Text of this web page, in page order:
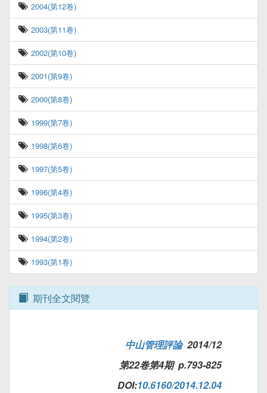
2004(第12卷)
2003(第11卷)
2002(第10卷)
2001(第9卷)
2000(第8卷)
1999(第7卷)
1998(第6卷)
1997(第5卷)
1996(第4卷)
1995(第3卷)
1994(第2卷)
1993(第1卷)
期刊全文閱覽
中山管理評論2014/12
第22卷第4期 p.793-825
DOI:10.6160/2014.12.04